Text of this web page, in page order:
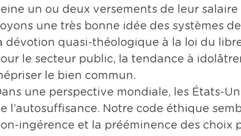
un ou deux versements de leur
une très bonne idée des systèmes
dévotion quasi-théologique à la loi du
le secteur public, la tendance à
le bien commun.
une perspective mondiale, les États-
l’autosuffisance. Notre code éthique
ingérence et la prééminence des choix